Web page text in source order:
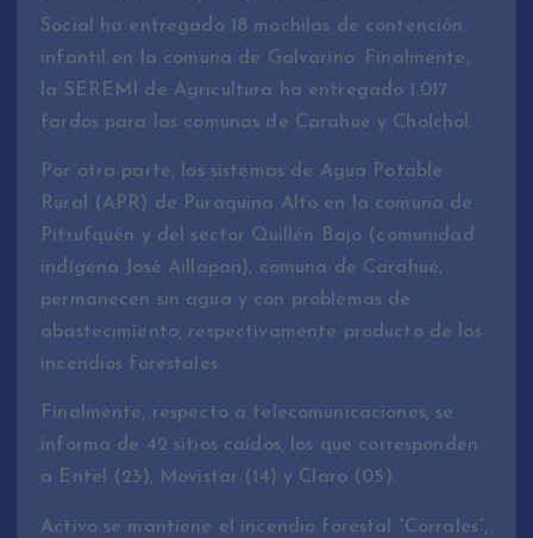
Social ha entregado 18 mochilas de contención
infantil en la comuna de Galvarino. Finalmente,
la SEREMI de Agricultura ha entregado 1.017
fardos para las comunas de Carahue y Cholchol.
Por otra parte, los sistemas de Agua Potable
Rural (APR) de Puraquina Alto en la comuna de
Pitrufquén y del sector Quillén Bajo (comunidad
indígena José Aillapan), comuna de Carahue,
permanecen sin agua y con problemas de
abastecimiento, respectivamente producto de los
incendios forestales.
Finalmente, respecto a telecomunicaciones, se
informa de 42 sitios caídos, los que corresponden
a Entel (23), Movistar (14) y Claro (05).
Activo se mantiene el incendio forestal “Corrales”,